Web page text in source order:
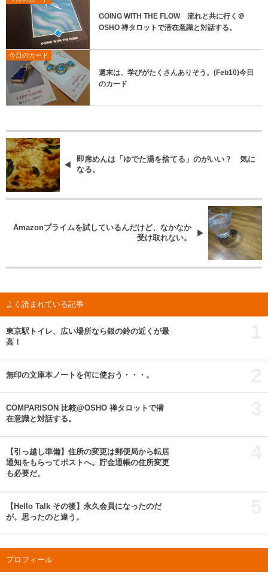
GOING WITH THE FLOW 流れと共に行く＠
OSHO 禅タロットで潜在意識と対話する。
今日のカード
週末は、学びがたくさんありそう。(Feb10)今日
のカード
即席めんは「ゆでた湯を捨てる」のがいい？ 気に
なる。
Amazonプライムを試しているんだけど、なかなか
受け取れない。
よく読まれている記事
東京駅トイレ、広い場所なら銀の鈴の近くが最
高！
無印の文庫本ノートを何に使おう・・・。
COMPARISON 比較@OSHO 禅タロットで潜
在意識と対話する。
【引っ越し準備】住所の変更は郵便局から転居
通知をもらってポストへ。貯金通帳の住所変更
も必要だ。
【Hello Talk その後】永久会員になったのだ
が。思ったのと違う。
プロフィール